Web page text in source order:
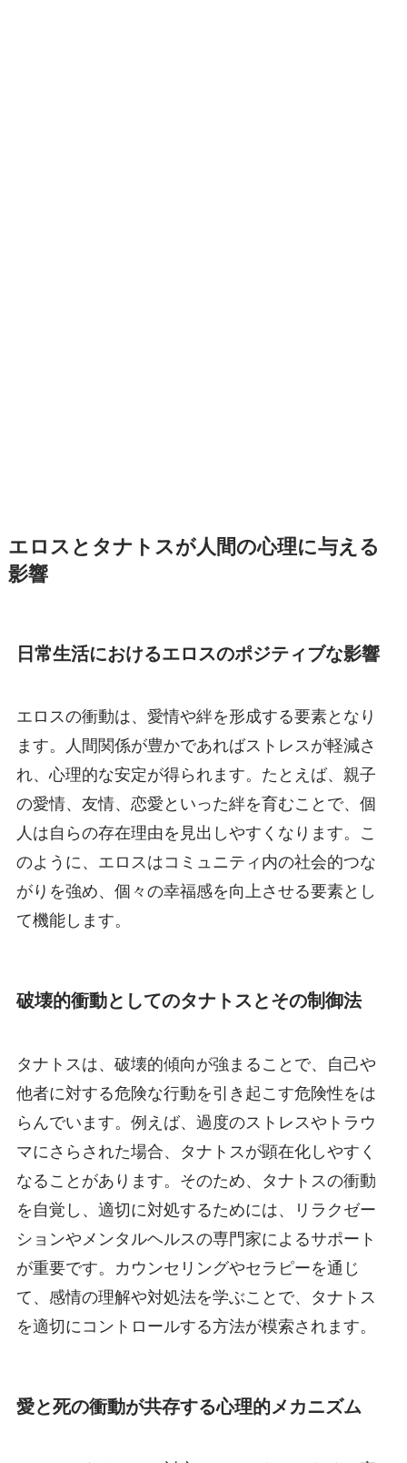
エロスとタナトスが人間の心理に与える
影響
日常生活におけるエロスのポジティブな影響
エロスの衝動は、愛情や絆を形成する要素となり
ます。人間関係が豊かであればストレスが軽減さ
れ、心理的な安定が得られます。たとえば、親子
の愛情、友情、恋愛といった絆を育むことで、個
人は自らの存在理由を見出しやすくなります。こ
のように、エロスはコミュニティ内の社会的つな
がりを強め、個々の幸福感を向上させる要素とし
て機能します。
破壊的衝動としてのタナトスとその制御法
タナトスは、破壊的傾向が強まることで、自己や
他者に対する危険な行動を引き起こす危険性をは
らんでいます。例えば、過度のストレスやトラウ
マにさらされた場合、タナトスが顕在化しやすく
なることがあります。そのため、タナトスの衝動
を自覚し、適切に対処するためには、リラクゼー
ションやメンタルヘルスの専門家によるサポート
が重要です。カウンセリングやセラピーを通じ
て、感情の理解や対処法を学ぶことで、タナトス
を適切にコントロールする方法が模索されます。
愛と死の衝動が共存する心理的メカニズム